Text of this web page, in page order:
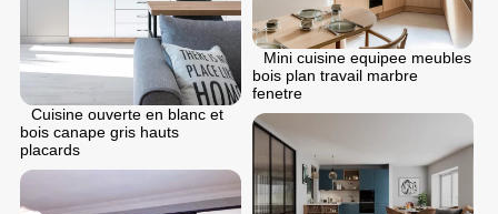
Cuisine ouverte en blanc et
bois canape gris hauts
placards
Mini cuisine equipee meubles
bois plan travail marbre
fenetre